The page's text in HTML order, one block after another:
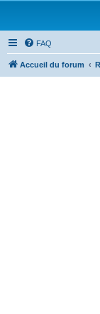
FAQ
Accueil du forum